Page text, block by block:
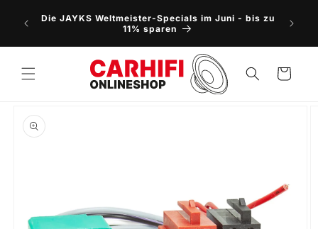
Inhalt
Die JAYKS Weltmeister-Specials im Juni - bis zu
11% sparen
Warenkorb